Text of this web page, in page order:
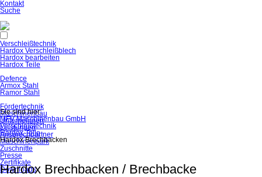
Navigation
überspringen
Kontakt
Suche
Navigation
überspringen
Verschleißtechnik
Hardox Verschleißblech
Hardox bearbeiten
Hardox Teile
Defence
Armox Stahl
Ramor Stahl
Fördertechnik
Maschinenbau
Unternehmen
Leistungen
Ansprechpartner
Maschinenpark
Zuschnitte
Presse
Zertifikate
Downloads
Sie sind hier:
MFV Maschinenbau GmbH
Verschleißtechnik
Hardox Teile
Hardox Brechbacken
Hardox Brechbacken / Brechbacke